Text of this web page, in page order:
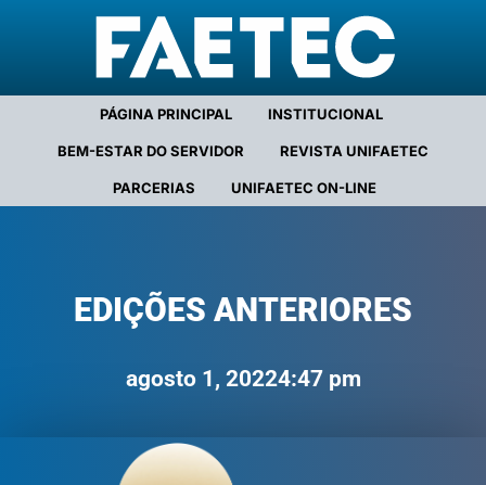
PÁGINA PRINCIPAL INSTITUCIONAL
BEM-ESTAR DO SERVIDOR REVISTA UNIFAETEC
PARCERIAS UNIFAETEC ON-LINE
EDIÇÕES ANTERIORES
agosto 1, 20224:47 pm